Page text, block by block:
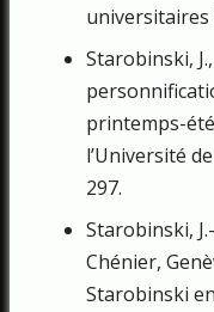
universitaires
Starobinski,
printemps-été
l’Université
297.
Starobinski,
Chénier,
Starobinski